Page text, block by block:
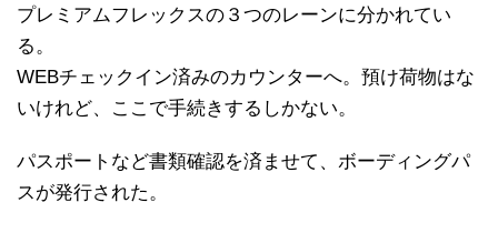
プレミアムフレックスの３つのレーンに分かれてい
る。
WEBチェックイン済みのカウンターへ。預け荷物はな
いけれど、ここで手続きするしかない。
パスポートなど書類確認を済ませて、ボーディングパ
スが発行された。